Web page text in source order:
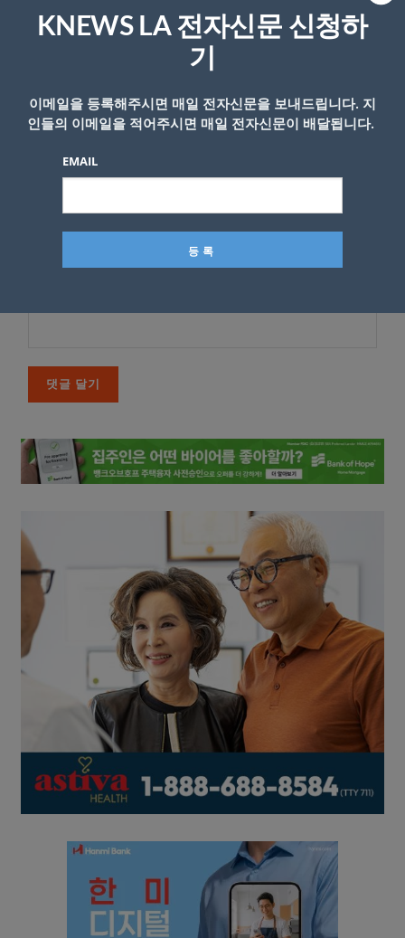
이메일 주소는 공개되지 않습니다. 필수 필드는 * 로 표시됩니
다KNEWS LA 전자신문 신청하
기
이메일을 등록해주시면 매일 전자신문을 보내드립니다. 지
인들의 이메일을 적어주시면 매일 전자신문이 배달됩니다.
EMAIL